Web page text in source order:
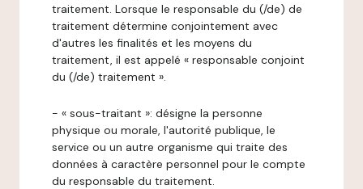
traitement. Lorsque le responsable du (/de) de
traitement détermine conjointement avec
d'autres les finalités et les moyens du
traitement, il est appelé « responsable conjoint
du (/de) traitement ».
- « sous-traitant »: désigne la personne
physique ou morale, l'autorité publique, le
service ou un autre organisme qui traite des
données à caractère personnel pour le compte
du responsable du traitement.